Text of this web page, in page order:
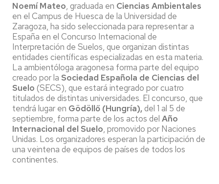
Noemí Mateo, graduada en Ciencias Ambientales
en el Campus de Huesca de la Universidad de
Zaragoza, ha sido seleccionada para representar a
España en el Concurso Internacional de
Interpretación de Suelos, que organizan distintas
entidades científicas especializadas en esta materia.
La ambientóloga aragonesa forma parte del equipo
creado por la Sociedad Española de Ciencias del
Suelo (SECS), que estará integrado por cuatro
titulados de distintas universidades. El concurso, que
tendrá lugar en Gödöllő (Hungría),del 1 al 5 de
septiembre, forma parte de los actos del Año
Internacional del Suelo, promovido por Naciones
Unidas. Los organizadores esperan la participación de
una veintena de equipos de países de todos los
continentes.